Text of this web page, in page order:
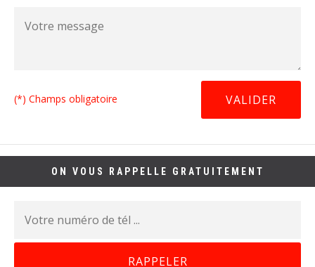
(*) Champs obligatoire
ON VOUS RAPPELLE GRATUITEMENT